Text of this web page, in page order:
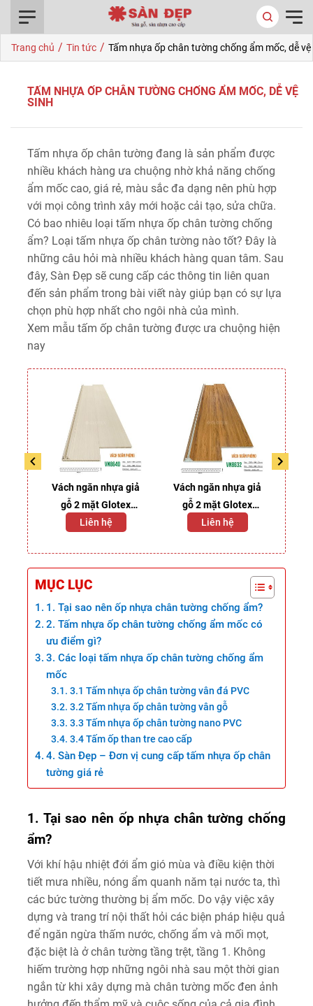
Trang chủ / Tin tức / Tấm nhựa ốp chân tường chống ẩm mốc, dễ vệ
TẤM NHỰA ỐP CHÂN TƯỜNG CHỐNG ẨM MỐC, DỄ VỆ
SINH
Tấm nhựa ốp chân tường đang là sản phẩm được
nhiều khách hàng ưa chuộng nhờ khả năng chống
ẩm mốc cao, giá rẻ, màu sắc đa dạng nên phù hợp
với mọi công trình xây mới hoặc cải tạo, sửa chữa.
Có bao nhiêu loại tấm nhựa ốp chân tường chống
ẩm? Loại tấm nhựa ốp chân tường nào tốt? Đây là
những câu hỏi mà nhiều khách hàng quan tâm. Sau
đây, Sàn Đẹp sẽ cung cấp các thông tin liên quan
đến sản phẩm trong bài viết này giúp bạn có sự lựa
chọn phù hợp nhất cho ngôi nhà của mình.
Xem mẫu tấm ốp chân tường được ưa chuộng hiện
nay
Vách ngăn nhựa giả
gỗ 2 mặt Glotex
WN8640
Liên hệ
Vách ngăn nhựa giả
gỗ 2 mặt Glotex
WN8632
Liên hệ
MỤC LỤC
1. Tại sao nên ốp nhựa chân tường chống ẩm?
2. Tấm nhựa ốp chân tường chống ẩm mốc có
ưu điểm gì?
3. Các loại tấm nhựa ốp chân tường chống ẩm
mốc
3.1 Tấm nhựa ốp chân tường vân đá PVC
3.2 Tấm nhựa ốp chân tường vân gỗ
3.3 Tấm nhựa ốp chân tường nano PVC
3.4 Tấm ốp than tre cao cấp
4. Sàn Đẹp – Đơn vị cung cấp tấm nhựa ốp chân
tường giá rẻ
1. Tại sao nên ốp nhựa chân tường chống
ẩm?
Với khí hậu nhiệt đới ẩm gió mùa và điều kiện thời
tiết mưa nhiều, nóng ẩm quanh năm tại nước ta, thì
các bức tường thường bị ẩm mốc. Do vậy việc xây
dựng và trang trí nội thất hỏi các biện pháp hiệu quả
để ngăn ngừa thấm nước, chống ẩm và mối mọt,
đặc biệt là ở chân tường tầng trệt, tầng 1. Không
hiếm trường hợp những ngôi nhà sau một thời gian
ngắn từ khi xây dựng mà chân tường mốc đen ảnh